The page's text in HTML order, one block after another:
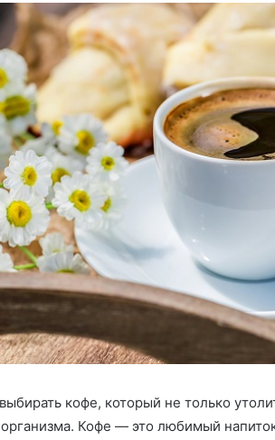
кофе, который не только
Кофе — это любимый